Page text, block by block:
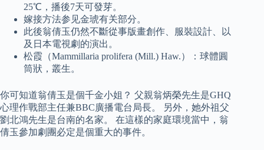
25℃，播後7天可發芽。
嫁接方法参见金琥有关部分。
此後翁倩玉仍然不斷從事版畫創作、服裝設計、以
及日本電視劇的演出。
松霞（Mammillaria prolifera (Mill.) Haw.）：球體圓
筒狀，叢生。
你可知道翁倩玉是個千金小姐？ 父親翁炳榮先生是GHQ
心理作戰部主任兼BBC廣播電台局長。 另外，她外祖父
劉北鴻先生是台南的名家。 在這樣的家庭環境當中，翁
倩玉參加劇團必定是個重大的事件。